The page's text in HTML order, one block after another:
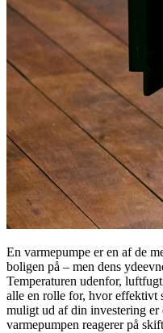
En varmepumpe er en af de
boligen på – men dens
Temperaturen udenfor,
alle en rolle for, hvor effektivt
muligt ud af din investering
varmepumpen reagerer på